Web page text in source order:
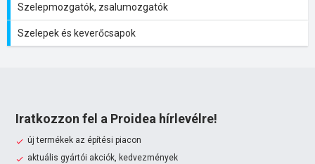
Szelepmozgatók, zsalumozgatók
Szelepek és keverőcsapok
Iratkozzon fel a Proidea hírlevélre!
új termékek az építési piacon
aktuális gyártói akciók, kedvezmények